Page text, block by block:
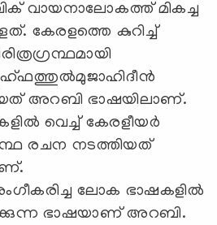
വായനാലോകത്ത് മികച്ച
കേരളത്തെ കുറിച്ച്
അറബി ഭാഷയിലാണ്.
വെച്ച് കേരളീയര്‍
രചന നടത്തിയത്
ലോക ഭാഷകളില്‍
ഭാഷയാണ് അറബി.